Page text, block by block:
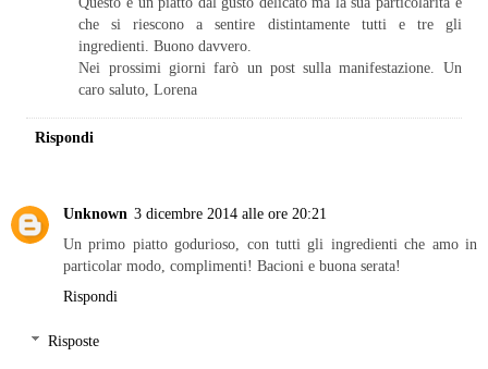
che si riescono a sentire distintamente tutti e tre gli
ingredienti. Buono davvero.
Nei prossimi giorni farò un post sulla manifestazione. Un
caro saluto, Lorena
Rispondi
Unknown 3 dicembre 2014 alle ore 20:21
Un primo piatto godurioso, con tutti gli ingredienti che amo in
particolar modo, complimenti! Bacioni e buona serata!
Rispondi
Risposte